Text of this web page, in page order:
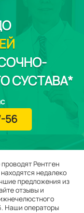
Рентген
недалеко
предложения из
отзывы и
Наши операторы
СУСТАВА*
56